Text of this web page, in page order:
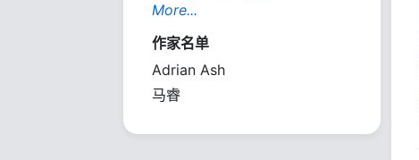
More...
作家名单
Adrian Ash
马睿